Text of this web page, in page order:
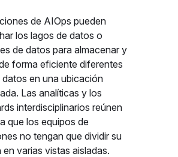
de AIOps pueden
los lagos de datos o
de datos para almacenar y
forma eficiente diferentes
en una ubicación
Las analíticas y los
interdisciplinarios reúnen
que los equipos de
no tengan que dividir su
varias vistas aisladas.